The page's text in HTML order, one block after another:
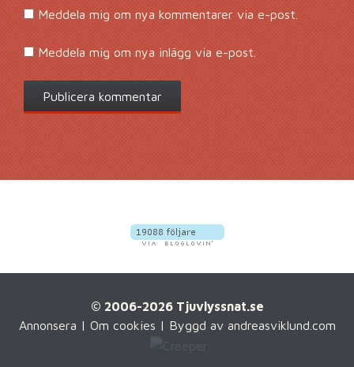
Meddela mig om nya kommentarer via e-post.
Meddela mig om nya inlägg via e-post.
© 2006-2026 Tjuvlyssnat.se
Annonsera | Om cookies | Byggd av andreasviklund.com